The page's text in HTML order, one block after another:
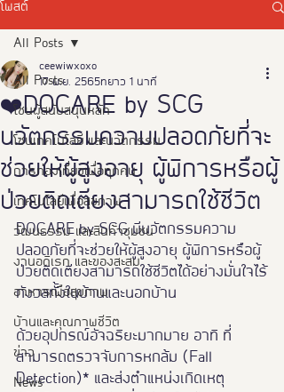
โพสต์
All Posts
โซนผู้สนับสนุนหลัก
โซนเทคโนโลยี และนวัตกรรม
การท่องเที่ยวเพื่อทุกคน
เทคโนโลยีเพื่อสุขภาพ
วัฒนธรรม และสินค้าชุมชน
งานอดิเรก และของสะสม
อาหารเพือสุขภาพ
บ้านและคุณภาพชีวิต
ข่าว
News
All Posts
❤️DOCARE by SCG
นวัตกรรมความปลอดภัยที่จะ
ช่วยให้ผู้สูงอายุ ผู้พิการหรือผู้
ป่วยติดเตียงสามารถใช้ชีวิต
ceewiwxoxo
17 พ.ย. 2565
ยาว 1 นาที
DOCARE by SCG มีนวัตกรรมความ
ปลอดภัยที่จะช่วยให้ผู้สูงอายุ ผู้พิการหรือผู้
ป่วยติดเตียงสามารถใช้ชีวิตได้อย่างมั่นใจไร้
กังวลทั้งในบ้านและนอกบ้าน
ด้วยอุปกรณ์อัจฉริยะมากมาย อาทิ ที่
สามารถตรวจจับการหกล้ม (Fall
Detection)* และส่งตำแหน่งเกิดเหตุ